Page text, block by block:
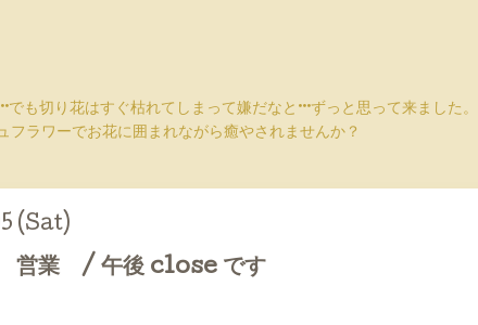
でも切り花はすぐ枯れてしまって嫌だなと···ずっと思って来まし
ラワーでお花に囲まれながら癒やされませんか？
(Sat)
営業 / 午後 close です